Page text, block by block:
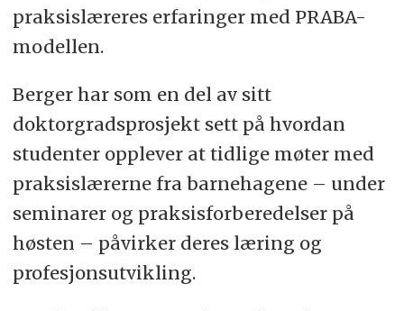
praksislæreres erfaringer med PRABA-
modellen.
Berger har som en del av sitt
doktorgradsprosjekt sett på hvordan
studenter opplever at tidlige møter med
praksislærerne fra barnehagene – under
seminarer og praksisforberedelser på
høsten – påvirker deres læring og
profesjonsutvikling.